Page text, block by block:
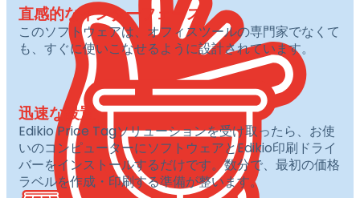
直感的なインターフェース
このソフトウェアは、オフィスツールの専門家でなくて
も、すぐに使いこなせるように設計されています。
迅速な設置
Edikio Price Tagソリューションを受け取ったら、お使
いのコンピューターにソフトウェアとEdikio印刷ドライ
バーをインストールするだけです。数分で、最初の価格
ラベルを作成・印刷する準備が整います。